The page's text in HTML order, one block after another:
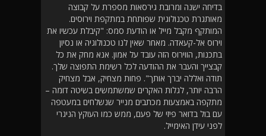
בדיחה ישנה ומרובת גירסאות מספרת על קבוצה
מאותגרת טכנולוגית שפותחת במתקפת וירוסים.
המותקף מקבל מייל או הודעת סמס: "קיבלת עכשיו את
וירוס אל-קעאדה. מאחר שאין לנו טכנולוגיה או נסיון
בתכנות, הווירוס הזה עובד על אמון. אנא מחק את כל
קבצייך והעבר את ההודעה לכל רשימת התפוצה שלך.
תודה ואללה יברך אותך". פחות מצחיק, אבל מצחיק
הרבה יותר, לגלות האקרים שמשתמשים בשיטה דומה –
מתקפה באמצעות מכתבים מנייר שנשלחים במעטפה
עם בול בדואר פיזי של פעם, ממש כמו העוקץ הניגרי
לפני עידן האימייל.